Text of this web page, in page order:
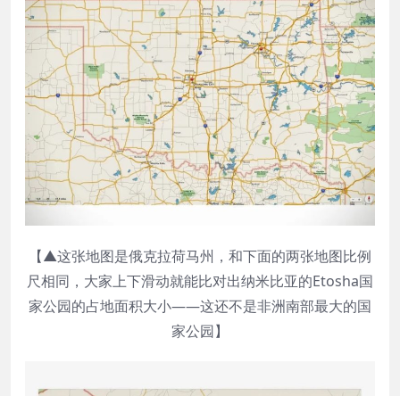
【▲这张地图是俄克拉荷马州，和下面的两张地图比例
尺相同，大家上下滑动就能比对出纳米比亚的Etosha国
家公园的占地面积大小——这还不是非洲南部最大的国
家公园】